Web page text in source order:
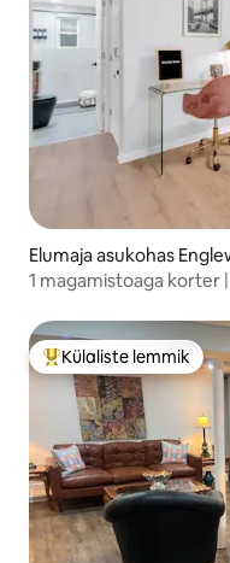
Elumaja asukohas
1 magamistoaga korter
Külaliste suur lemmik
Külaliste lemmik